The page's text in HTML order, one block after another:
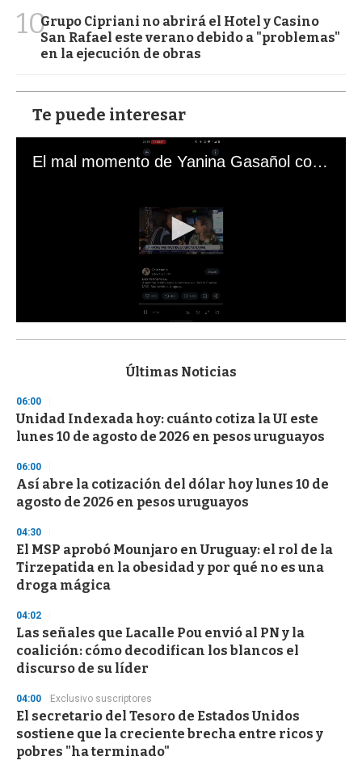
10Grupo Cipriani no abrirá el Hotel y Casino
San Rafael este verano debido a "problemas"
en la ejecución de obras
Te puede interesar
El mal momento de Yanina Gasañol con un hincha argentino en "Subrayado"
s
d
s
o
f
3
s
e
c
n
d
s
Últimas Noticias
06:00
Unidad Indexada hoy: cuánto cotiza la UI este
lunes 10 de agosto de 2026 en pesos uruguayos
06:00
Así abre la cotización del dólar hoy lunes 10 de
agosto de 2026 en pesos uruguayos
04:30
El MSP aprobó Mounjaro en Uruguay: el rol de la
Tirzepatida en la obesidad y por qué no es una
droga mágica
04:02
Las señales que Lacalle Pou envió al PN y la
coalición: cómo decodifican los blancos el
discurso de su líder
04:00 Exclusivo suscriptores
El secretario del Tesoro de Estados Unidos
sostiene que la creciente brecha entre ricos y
pobres "ha terminado"